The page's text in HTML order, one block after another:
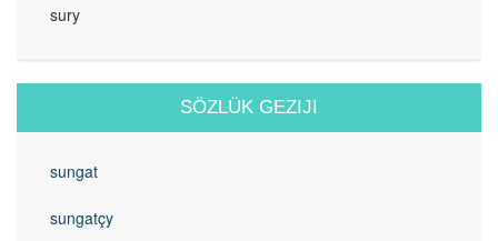
sury
SÖZLÜK GEZIJI
sungat
sungatçy